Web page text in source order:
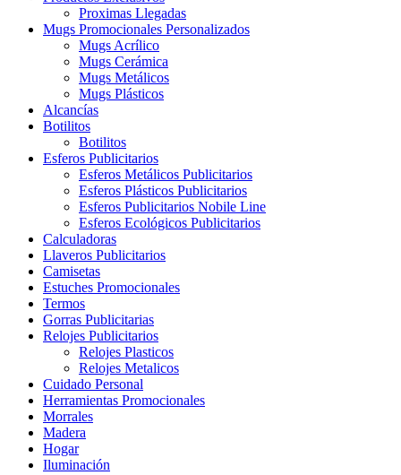
Proximas Llegadas
Mugs Promocionales Personalizados
Mugs Acrílico
Mugs Cerámica
Mugs Metálicos
Mugs Plásticos
Alcancías
Botilitos
Botilitos
Esferos Publicitarios
Esferos Metálicos Publicitarios
Esferos Plásticos Publicitarios
Esferos Publicitarios Nobile Line
Esferos Ecológicos Publicitarios
Calculadoras
Llaveros Publicitarios
Camisetas
Estuches Promocionales
Termos
Gorras Publicitarias
Relojes Publicitarios
Relojes Plasticos
Relojes Metalicos
Cuidado Personal
Herramientas Promocionales
Morrales
Madera
Hogar
Iluminación